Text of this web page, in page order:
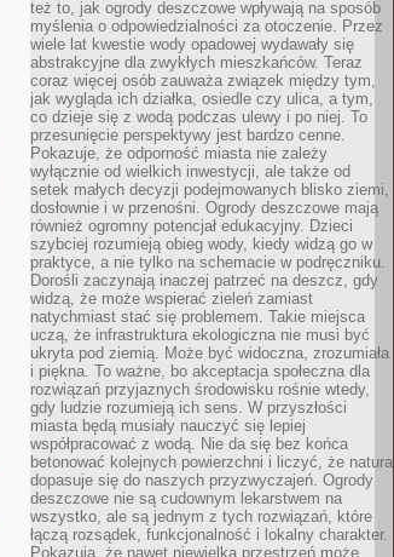
też to, jak ogrody deszczowe wpływają na sposób
myślenia o odpowiedzialności za otoczenie. Przez
wiele lat kwestie wody opadowej wydawały się
abstrakcyjne dla zwykłych mieszkańców. Teraz
coraz więcej osób zauważa związek między tym,
jak wygląda ich działka, osiedle czy ulica, a tym,
co dzieje się z wodą podczas ulewy i po niej. To
przesunięcie perspektywy jest bardzo cenne.
Pokazuje, że odporność miasta nie zależy
wyłącznie od wielkich inwestycji, ale także od
setek małych decyzji podejmowanych blisko ziemi,
dosłownie i w przenośni. Ogrody deszczowe mają
również ogromny potencjał edukacyjny. Dzieci
szybciej rozumieją obieg wody, kiedy widzą go w
praktyce, a nie tylko na schemacie w podręczniku.
Dorośli zaczynają inaczej patrzeć na deszcz, gdy
widzą, że może wspierać zieleń zamiast
natychmiast stać się problemem. Takie miejsca
uczą, że infrastruktura ekologiczna nie musi być
ukryta pod ziemią. Może być widoczna, zrozumiała
i piękna. To ważne, bo akceptacja społeczna dla
rozwiązań przyjaznych środowisku rośnie wtedy,
gdy ludzie rozumieją ich sens. W przyszłości
miasta będą musiały nauczyć się lepiej
współpracować z wodą. Nie da się bez końca
betonować kolejnych powierzchni i liczyć, że natura
dopasuje się do naszych przyzwyczajeń. Ogrody
deszczowe nie są cudownym lekarstwem na
wszystko, ale są jednym z tych rozwiązań, które
łączą rozsądek, funkcjonalność i lokalny charakter.
Pokazują, że nawet niewielka przestrzeń może